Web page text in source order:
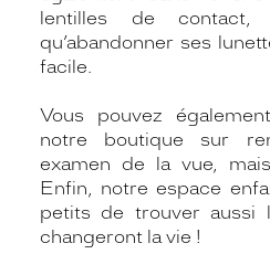
lentilles de contact,
qu’abandonner ses
facile.
Vous pouvez
notre boutique sur
examen de la vue,
Enfin, notre espace
petits de trouver aussi
changeront la vie !